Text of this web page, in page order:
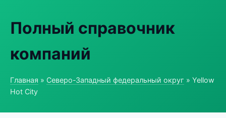
Полный справочник
компаний
Главная » Северо-Западный федеральный округ » Yellow
Hot City